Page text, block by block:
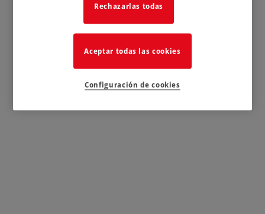
Rechazarlas todas
Aceptar todas las cookies
Configuración de cookies